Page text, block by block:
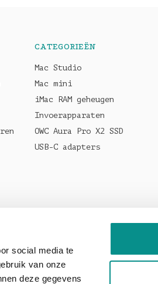
social media te
van onze
deze gegevens
CATEGORIEËN
Mac Studio
Mac mini
iMac RAM geheugen
Invoerapparaten
OWC Aura Pro X2 SSD
USB-C adapters